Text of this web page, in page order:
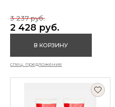
2 428 руб.
3 237 руб.
В КОРЗИНУ
спец. предложение